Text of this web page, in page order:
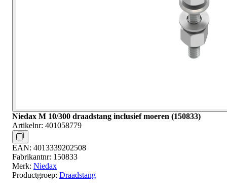
Niedax M 10/300 draadstang inclusief moeren (150833)
Artikelnr: 401058779
EAN: 4013339202508
Fabrikantnr: 150833
Merk: Niedax
Productgroep: Draadstang